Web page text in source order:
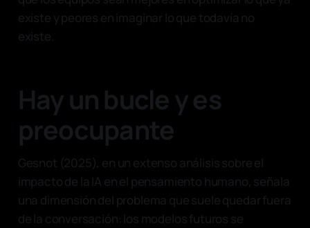
existe y peores en imaginar lo que todavía no
existe.
Hay un bucle y es
preocupante
Gesnot (2025), en un extenso análisis sobre el
impacto de la IA en el pensamiento humano, señala
una dimensión del problema que suele quedar fuera
de la conversación: los modelos futuros se